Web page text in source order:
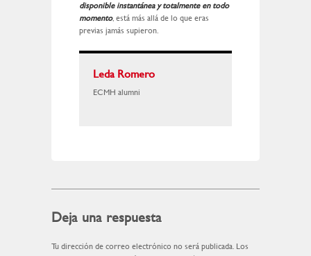
disponible instantánea y totalmente en todo
momento, está más allá de lo que eras
previas jamás supieron.
Leda Romero
ECMH alumni
Deja una respuesta
Tu dirección de correo electrónico no será publicada. Los